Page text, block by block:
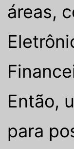
áreas,
Então,
para